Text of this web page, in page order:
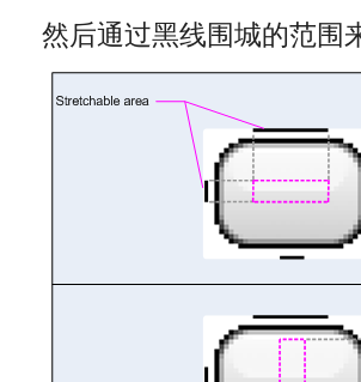
然后通过黑线围城的范围